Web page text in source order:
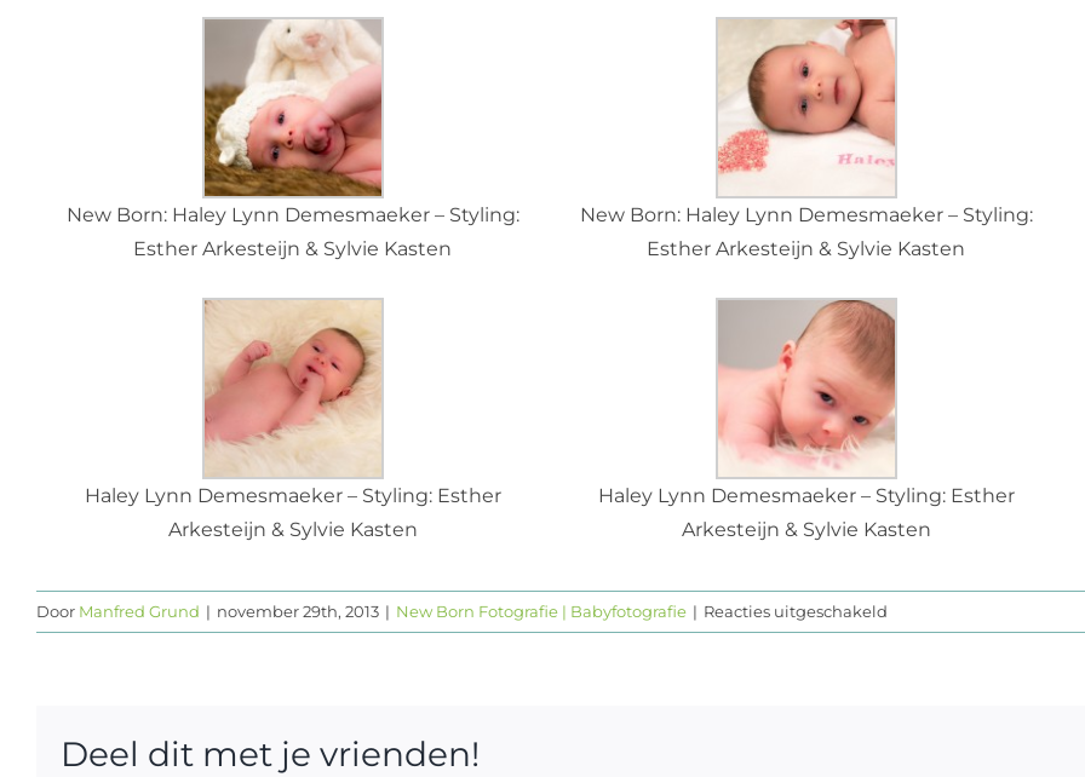
New Born: Haley Lynn Demesmaeker – Styling:
Esther Arkesteijn & Sylvie Kasten
New Born: Haley Lynn Demesmaeker – Styling:
Esther Arkesteijn & Sylvie Kasten
Haley Lynn Demesmaeker – Styling: Esther
Arkesteijn & Sylvie Kasten
Haley Lynn Demesmaeker – Styling: Esther
Arkesteijn & Sylvie Kasten
Door Manfred Grund | november 29th, 2013 | New Born Fotografie | Babyfotografie | Reacties uitgeschakeld
New
Deel dit met je vrienden!